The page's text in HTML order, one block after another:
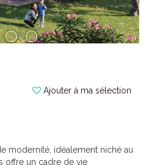
Ajouter à ma sélection
modernité, idéalement niché au
offre un cadre de vie